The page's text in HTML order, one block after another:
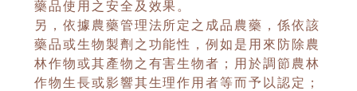
藥品使用之安全及效果。
另，依據農藥管理法所定之成品農藥，係依該
藥品或生物製劑之功能性，例如是用來防除農
林作物或其產物之有害生物者；用於調節農林
作物生長或影響其生理作用者等而予以認定；